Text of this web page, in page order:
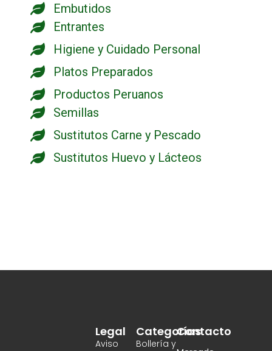
Embutidos
Entrantes
Higiene y Cuidado Personal
Platos Preparados
Productos Peruanos
Semillas
Sustitutos Carne y Pescado
Sustitutos Huevo y Lácteos
Categorías
Bollería y
Legal
Aviso
Contacto